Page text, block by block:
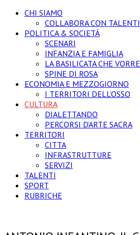
CHI SIAMO
COLLABORA CON
POLITICA & SOCIETÁ
SCENARI
INFANZIA E FAMIGLIA
LA BASILICATA CHE
SPINE DI ROSA
ECONOMIA E MEZZOGIORNO
I TERRITORI DELL’OSSO
CULTURA
DIALETTANDO
PERCORSI D’ARTE SACRA
TERRITORI
CITTA
INFRASTRUTTURE
SERVIZI
TALENTI
SPORT
RUBRICHE